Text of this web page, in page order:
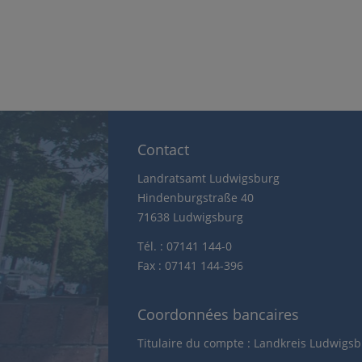
Contact
Landratsamt Ludwigsburg
Hindenburgstraße 40
71638 Ludwigsburg
Tél. : 07141 144-0
Fax : 07141 144-396
Coordonnées bancaires
Titulaire du compte : Landkreis